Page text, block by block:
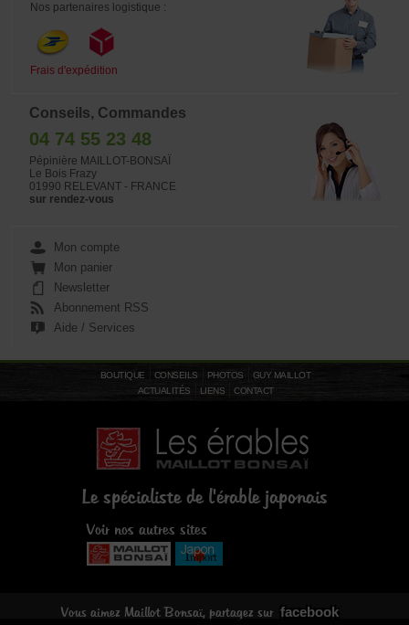
Nos partenaires logistique :
Frais d'expédition
Conseils, Commandes
04 74 55 23 48
Pépinière MAILLOT-BONSAÏ
Le Bois Frazy
01990 RELEVANT - FRANCE
sur rendez-vous
Mon compte
Mon panier
Newsletter
Abonnement RSS
Aide / Services
BOUTIQUE CONSEILS PHOTOS
GUY MAILLOT
ACTUALITÉS
LIENS CONTACT
Le spécialiste de l'érable japonais
Voir nos autres sites
Vous aimez Maillot Bonsaï, partagez sur facebook